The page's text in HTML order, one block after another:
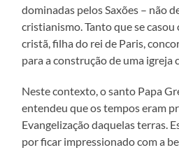
dominadas pelos Saxões – não
cristianismo. Tanto que se
cristã, filha do rei de Paris,
para a construção de uma igreja
Neste contexto, o santo Papa
entendeu que os tempos eram
Evangelização daquelas terras.
por ficar impressionado com a